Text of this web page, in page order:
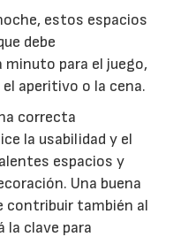
estos espacios
debe
para el juego,
aperitivo o la cena.
correcta
la usabilidad y el
espacios y
Una buena
contribuir también al
la clave para